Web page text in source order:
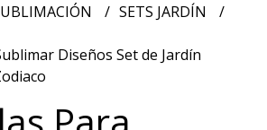
SETS JARDÍN
Diseños Set de Jardín